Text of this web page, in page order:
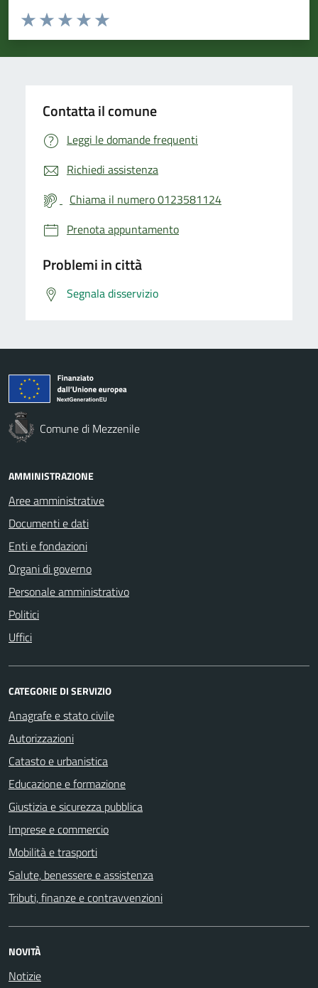
Valuta da 1 a 5 stelle la pagina
Valuta 5 stelle su 5
Valuta 4 stelle su 5
Valuta 3 stelle su 5
Valuta 2 stelle su 5
Valuta 1 stelle su 5
Contatta il comune
Leggi le domande frequenti
Richiedi assistenza
Chiama il numero 0123581124
Prenota appuntamento
Problemi in città
Segnala disservizio
Comune di Mezzenile
AMMINISTRAZIONE
Aree amministrative
Documenti e dati
Enti e fondazioni
Organi di governo
Personale amministrativo
Politici
Uffici
CATEGORIE DI SERVIZIO
Anagrafe e stato civile
Autorizzazioni
Catasto e urbanistica
Educazione e formazione
Giustizia e sicurezza pubblica
Imprese e commercio
Mobilità e trasporti
Salute, benessere e assistenza
Tributi, finanze e contravvenzioni
NOVITÀ
Notizie